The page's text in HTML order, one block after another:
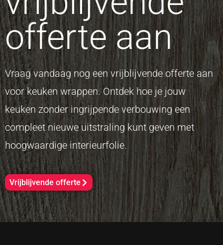
offerte aan
Vraag vandaag nog een vrijblijvende offerte aan
voor keuken wrappen. Ontdek hoe je jouw
keuken zonder ingrijpende verbouwing een
compleet nieuwe uitstraling kunt geven met
hoogwaardige interieurfolie.
Vrijblijvende offerte